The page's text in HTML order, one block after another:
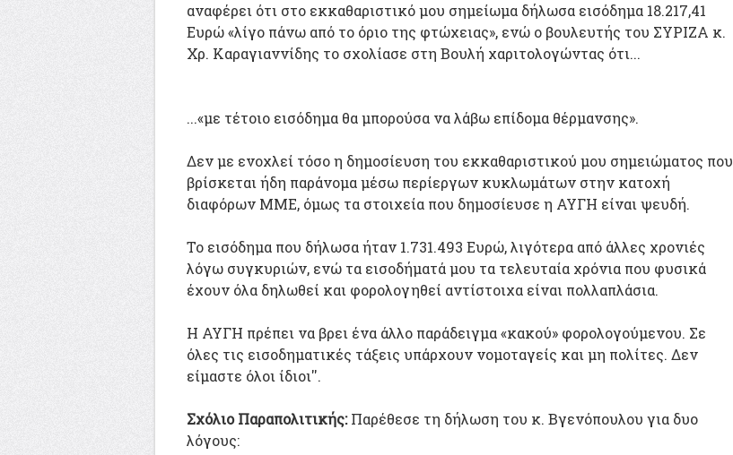
αναφέρει ότι στο εκκαθαριστικό μου σημείωμα δήλωσα εισόδημα 18.217,41
Ευρώ «λίγο πάνω από το όριο της φτώχειας», ενώ ο βουλευτής του ΣΥΡΙΖΑ κ.
Χρ. Καραγιαννίδης το σχολίασε στη Βουλή χαριτολογώντας ότι...
...«με τέτοιο εισόδημα θα μπορούσα να λάβω επίδομα θέρμανσης».
Δεν με ενοχλεί τόσο η δημοσίευση του εκκαθαριστικού μου σημειώματος που
βρίσκεται ήδη παράνομα μέσω περίεργων κυκλωμάτων στην κατοχή
διαφόρων ΜΜΕ, όμως τα στοιχεία που δημοσίευσε η ΑΥΓΗ είναι ψευδή.
Το εισόδημα που δήλωσα ήταν 1.731.493 Ευρώ, λιγότερα από άλλες χρονιές
λόγω συγκυριών, ενώ τα εισοδήματά μου τα τελευταία χρόνια που φυσικά
έχουν όλα δηλωθεί και φορολογηθεί αντίστοιχα είναι πολλαπλάσια.
Η ΑΥΓΗ πρέπει να βρει ένα άλλο παράδειγμα «κακού» φορολογούμενου. Σε
όλες τις εισοδηματικές τάξεις υπάρχουν νομοταγείς και μη πολίτες. Δεν
είμαστε όλοι ίδιοι''.
Σχόλιο Παραπολιτικής:Παρέθεσε τη δήλωση του κ. Βγενόπουλου για δυο
λόγους: